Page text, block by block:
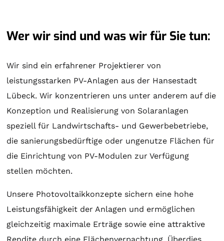
Wer wir sind und was wir für Sie tun:
Wir sind ein erfahrener Projektierer von
leistungsstarken PV-Anlagen aus der Hansestadt
Lübeck. Wir konzentrieren uns unter anderem auf die
Konzeption und Realisierung von Solaranlagen
speziell für Landwirtschafts- und Gewerbebetriebe,
die sanierungsbedürftige oder ungenutze Flächen für
die Einrichtung von PV-Modulen zur Verfügung
stellen möchten.
Unsere Photovoltaikkonzepte sichern eine hohe
Leistungsfähigkeit der Anlagen und ermöglichen
gleichzeitig maximale Erträge sowie eine attraktive